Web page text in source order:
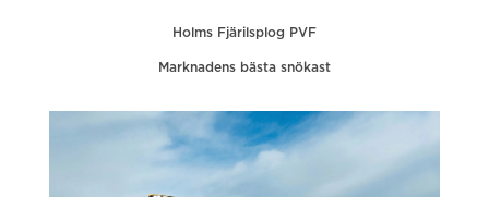
Holms Fjärilsplog PVF
Marknadens bästa snökast